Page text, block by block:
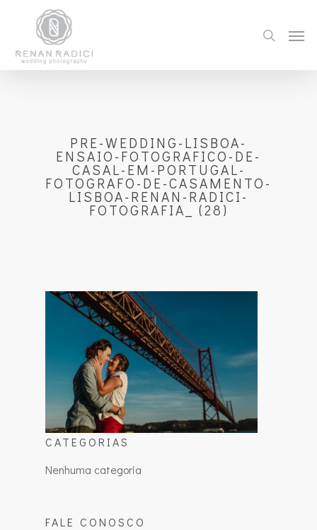
PRE-WEDDING-LISBOA-
ENSAIO-FOTOGRAFICO-DE-
CASAL-EM-PORTUGAL-
FOTOGRAFO-DE-CASAMENTO-
LISBOA-RENAN-RADICI-
FOTOGRAFIA_ (28)
CATEGORIAS
Nenhuma categoria
FALE CONOSCO